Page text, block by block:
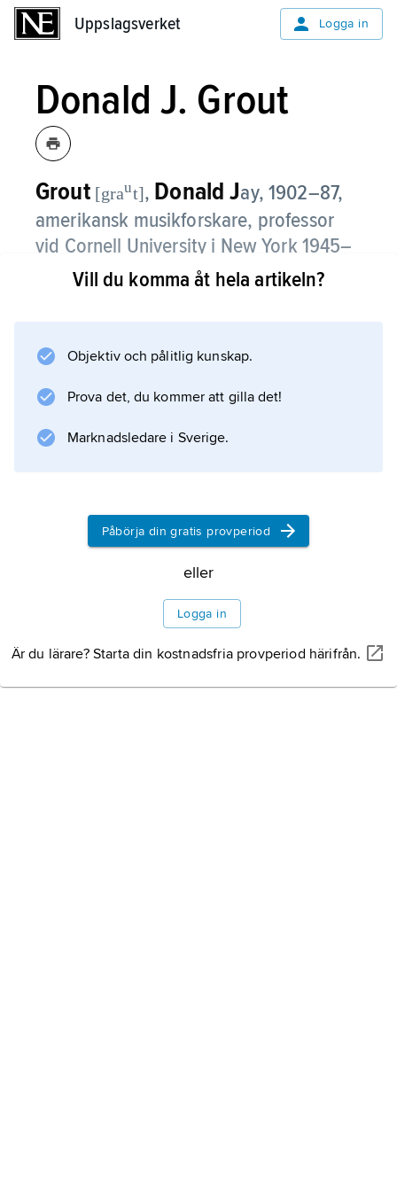
Uppslagsverket Logga in
Donald J. Grout
Grout [graut], Donald Jay, 1902–87,
amerikansk musikforskare, professor
vid Cornell University i New York 1945–
International Musicological Society (IMS)
hans
A History of Western Music
Information om artikeln
Vill du komma åt hela artikeln?
Objektiv och pålitlig kunskap.
Prova det, du kommer att gilla det!
Marknadsledare i Sverige.
Påbörja din gratis provperiod
eller
Logga in
Är du lärare? Starta din kostnadsfria provperiod härifrån.